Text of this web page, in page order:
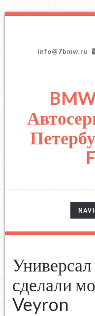
info@7bmw.ru
сделали
Veyron